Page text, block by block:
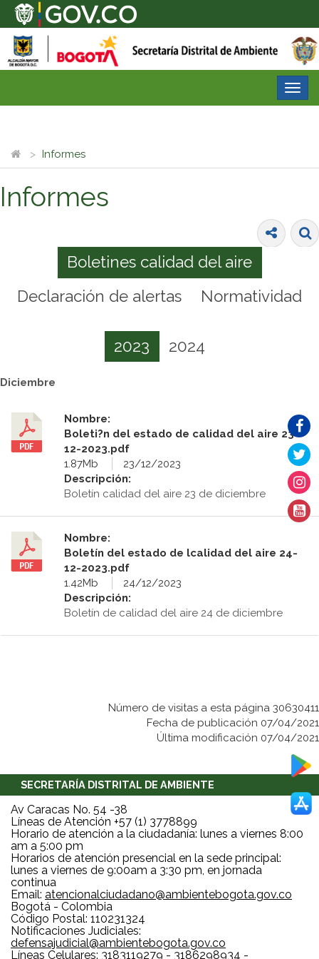
Informes
Informes
Boletines calidad del aire
Declaración de alertas
Normatividad
2023 2024
Diciembre
Nombre:
Boleti?n del estado de calidad del aire 23-
12-2023.pdf
1.87Mb
23/12/2023
Descripción:
Boletín calidad del aire 23 de diciembre
Nombre:
Boletín del estado de lcalidad del aire 24-
12-2023.pdf
1.42Mb
24/12/2023
Descripción:
Boletín de calidad del aire 24 de diciembre
Número de visitas a esta página 30630411
Fecha de publicación 07/04/2021
Última modificación 07/04/2021
SECRETARÍA DISTRITAL DE AMBIENTE
Av Caracas No. 54 -38
Líneas de Atención +57 (1) 3778899
Horario de atención a la ciudadanía: lunes a viernes 8:00
am a 5:00 pm
Horarios de atención presencial en la sede principal:
lunes a viernes de 9:00am a 3:30 pm, en jornada
continua
Email: atencionalciudadano@ambientebogota.gov.co
Bogotá - Colombia
Código Postal: 110231324
Notificaciones Judiciales:
defensajudicial@ambientebogota.gov.co
Líneas Celulares: 3183119279 - 3186298934 -